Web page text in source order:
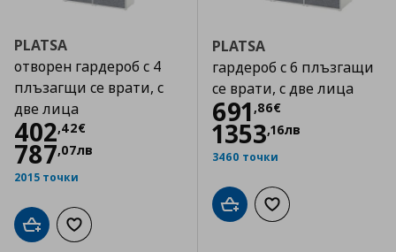
PLATSA
отворен гардероб с 4
плъзагщи се врати, с
две лица
402,42€
Цена402,42 €
787,07лв
2015 точки
Добави в кошницата
Добави към списъка с любими
PLATSA
гардероб с 6 плъзгащи
се врати, с две лица
691 ,86€
Цена
1353,16лв
3460 точки
Добави в кошницата
Добави към